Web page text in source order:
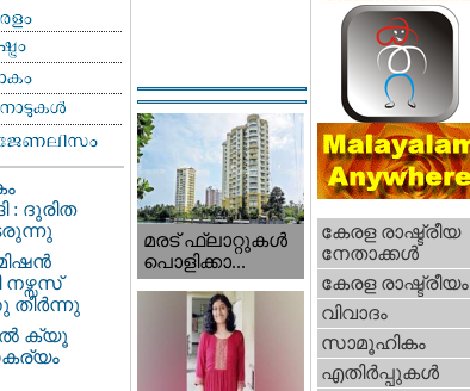
: ദുരിത
തീർന്നു
ക്യൂ
മരട് ഫ്ലാറ്റുകൾ
പൊളിക്കാ...
കേരള രാഷ്ട്രീയ
നേതാക്കള്‍
കേരള രാഷ്ട്രീയം
വിവാദം
സാമൂഹികം
എതിര്‍പ്പുകള്‍